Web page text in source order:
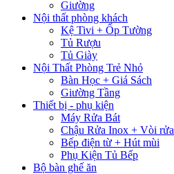
Giường
Nội thất phòng khách
Kệ Tivi + Ốp Tường
Tủ Rượu
Tủ Giày
Nội Thất Phòng Trẻ Nhỏ
Bàn Học + Giá Sách
Giường Tầng
Thiết bị - phụ kiện
Máy Rửa Bát
Chậu Rửa Inox + Vòi rửa
Bếp điện từ + Hút mùi
Phụ Kiện Tủ Bếp
Bộ bàn ghế ăn